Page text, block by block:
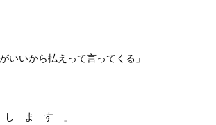
いいから払えって言ってくる」
ま す 」